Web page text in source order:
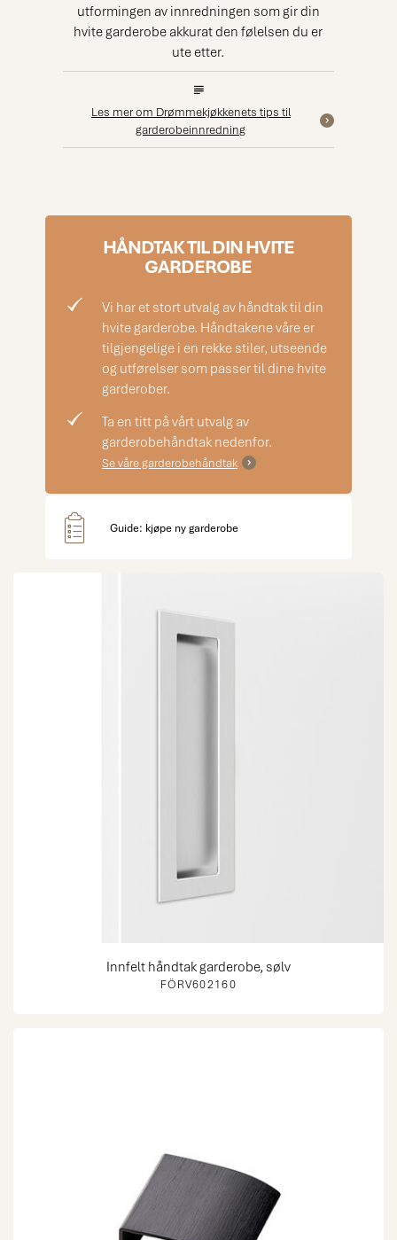
utformingen av innredningen som gir din
hvite garderobe akkurat den følelsen du er
ute etter.
Les mer om Drømmekjøkkenets tips til
garderobeinnredning
HÅNDTAK TIL DIN HVITE
GARDEROBE
Vi har et stort utvalg av håndtak til din
hvite garderobe. Håndtakene våre er
tilgjengelige i en rekke stiler, utseende
og utførelser som passer til dine hvite
garderober.
Ta en titt på vårt utvalg av
garderobehåndtak nedenfor.
Se våre garderobehåndtak
Guide: kjøpe ny garderobe
FÖRV602160
Innfelt håndtak garderobe, sølv